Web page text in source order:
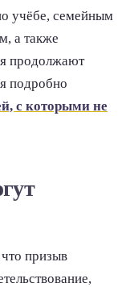
учёбе, семейным
а также
продолжают
подробно
с которыми не
призыв